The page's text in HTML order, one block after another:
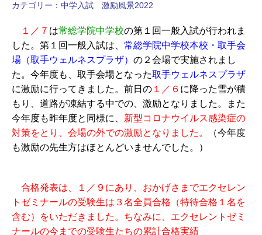
カテゴリー： 中学入試 激励風景2022
１／７ は常総学院中学校の第１回一般入試が行われま
した。第１回一般入試は、 常総学院中学校本校・取手会
場（取手ウェルネスプラザ） の２会場で実施されまし
た。今年度も、取手会場となった取手ウェルネスプラザ
に激励に行ってきました。前日の １／６ に降った雪が積
もり、道路が凍結する中での、激励となりました。また
今年度も昨年度と同様に、 新型コロナウイルス感染症の
対策をとり、会場の外での激励となりました。
（今年度
も激励の先生方はほとんどいませんでした。）
合格発表は、１／９にあり、おかげさまでエクセレン
トゼミナールの受験生は３名全員合格（特待合格１名を
含む）をいただきました。ちなみに、エクセレントゼミ
ナールの今までの受験生たちの累計合格実績